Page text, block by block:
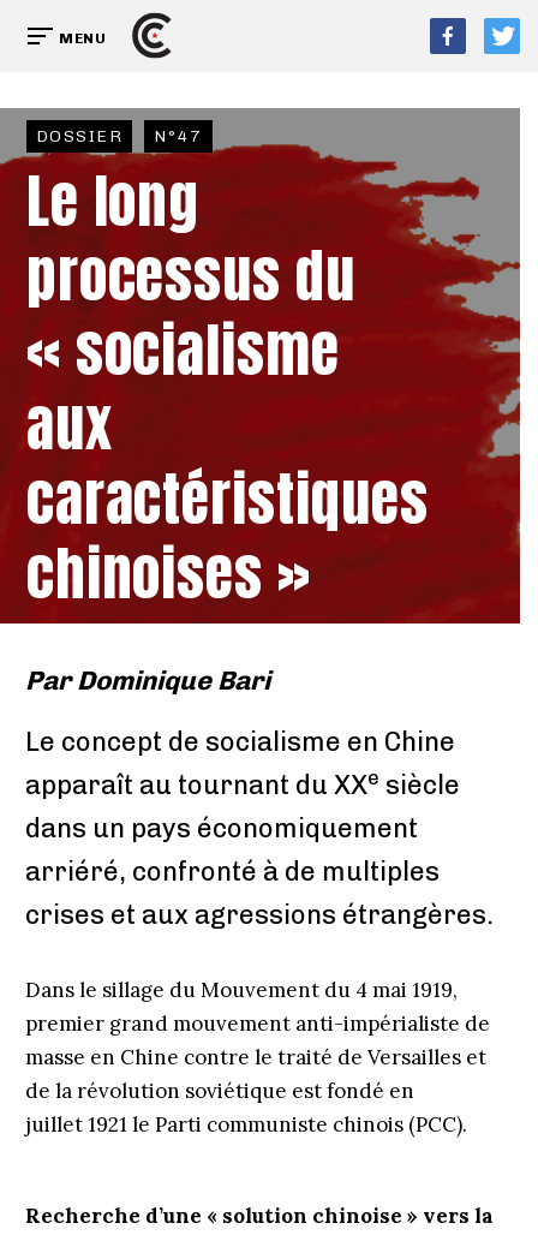
MENU
DOSSIER N°47
Le long
processus du
« socialisme
aux
caractéristiques
chinoises »
ParDominique Bari
Le concept de socialisme en Chine
apparaît au tournant du XXe siècle
dans un pays économiquement
arriéré, confronté à de multiples
crises et aux agressions étrangères.
Dans le sillage du Mouvement du 4 mai 1919,
premier grand mouvement anti-­impérialiste de
masse en Chine contre le traité de Versailles et
de la révolution soviétique est fondé en
juillet 1921 le Parti communiste chinois (PCC).
Recherche d’une « solution chinoise » vers la